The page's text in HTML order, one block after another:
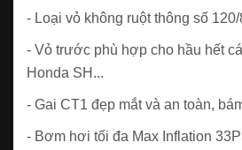
- Loại vỏ không ruột thông số
- Vỏ trước phù hợp cho hầu hết
Honda SH...
- Gai CT1 đẹp mắt và an toàn,
- Bơm hơi tối đa Max Inflation